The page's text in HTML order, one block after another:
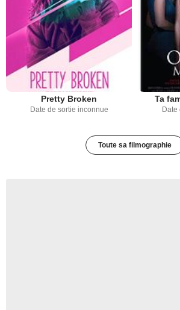
Pretty Broken
Date de sortie inconnue
Ta
Date
Toute sa filmographie